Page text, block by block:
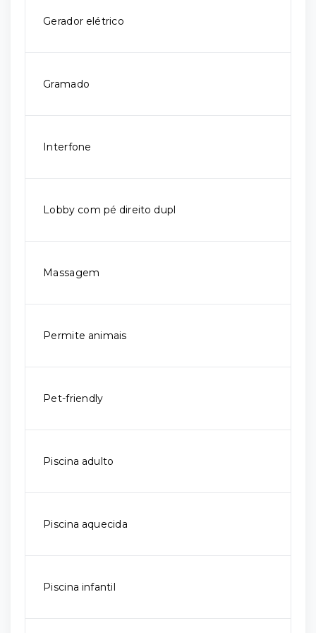
Gerador elétrico
Gramado
Interfone
Lobby com pé direito dupl
Massagem
Permite animais
Pet-friendly
Piscina adulto
Piscina aquecida
Piscina infantil